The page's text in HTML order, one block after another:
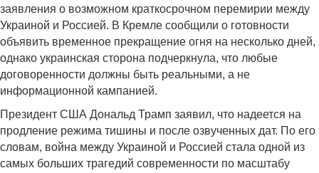
заявления о возможном краткосрочном перемирии между
Украиной и Россией. В Кремле сообщили о готовности
объявить временное прекращение огня на несколько дней,
однако украинская сторона подчеркнула, что любые
договоренности должны быть реальными, а не
информационной кампанией.
Президент США Дональд Трамп заявил, что надеется на
продление режима тишины и после озвученных дат. По его
словам, война между Украиной и Россией стала одной из
самых больших трагедий современности по масштабу